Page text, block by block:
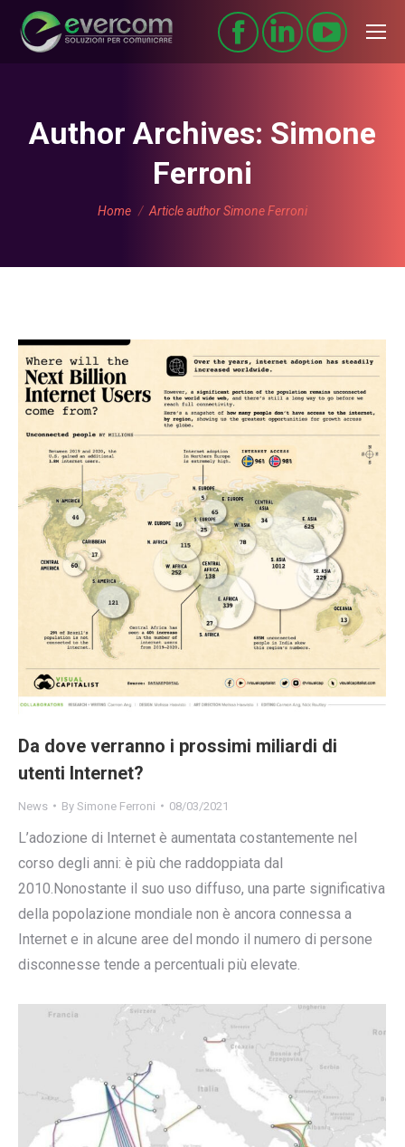
Author Archives: Simone
Ferroni
You are here:
Home Article author Simone Ferroni
Da dove verranno i prossimi miliardi di
utenti Internet?
News By Simone Ferroni 08/03/2021
L’adozione di Internet è aumentata costantemente nel
corso degli anni: è più che raddoppiata dal
2010.Nonostante il suo uso diffuso, una parte significativa
della popolazione mondiale non è ancora connessa a
Internet e in alcune aree del mondo il numero di persone
disconnesse tende a percentuali più elevate.